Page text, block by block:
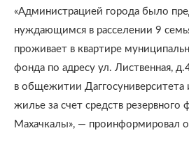
«Администрацией города было
нуждающимся в расселении 9
проживает в квартире
фонда по адресу ул. Лиственная,
в общежитии
жилье за счет средств резервного
Махачкалы», — проинформировал